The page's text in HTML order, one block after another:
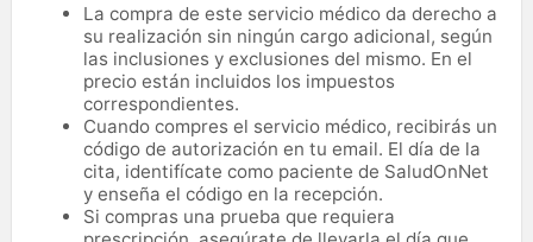
La compra de este servicio médico da derecho a
su realización sin ningún cargo adicional, según
las inclusiones y exclusiones del mismo. En el
precio están incluidos los impuestos
correspondientes.
Cuando compres el servicio médico, recibirás un
código de autorización en tu email. El día de la
cita, identifícate como paciente de SaludOnNet
y enseña el código en la recepción.
Si compras una prueba que requiera